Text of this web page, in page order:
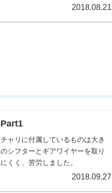
2018.08.21
ャリに付属しているものは大き
シフターとギアワイヤーを取り
くく、苦労しました。
2018.09.27